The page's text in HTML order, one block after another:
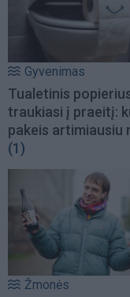
Gyvenimas
Tualetinis
traukiasi į praeitį:
pakeis artimiausiu
(1)
Žmonės